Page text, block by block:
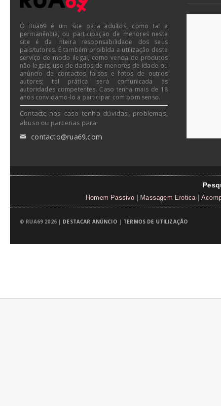
O Rua69 é um site para adultos, como tal a
permanência, ou participação de menores neste
site é da inteira responsabilidade dos seus
pais/tutores. É também proibída a utilização deste
serviço de modo ilegal, como venda de produtos
não legais, uso de dados de menores de idade ou
anúncio de contactos falsos e fotos de outros
autores; tal prática será comunicada às
autoridades competentes. Caso tenha mais de 18
anos convidamo-lo a participar com bom senso.
Contacte-nos caso tenha dúvidas, problemas,
abuso ou parcerias para:
✉ contacto@rua69.com
Homem Passivo Massagem Erotica
© RUA69 2026 | DESTACAR ANÚNCIO | TERMOS DE UTILIZAÇÃO